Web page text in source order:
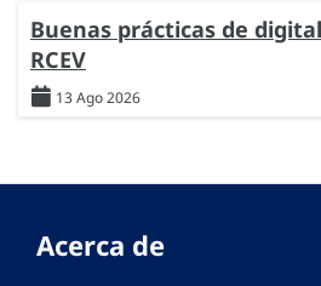
Buenas prácticas de
RCEV
13 Ago 2026
Acerca de